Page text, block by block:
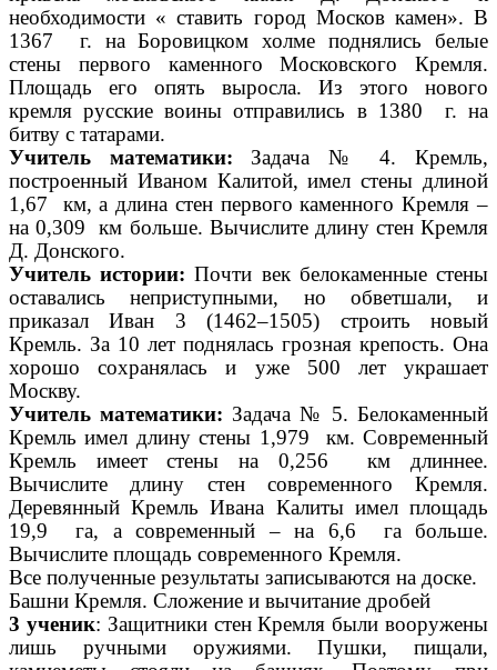
необходимости « ставить город Москов камен». В
1367 г. на Боровицком холме поднялись белые
стены первого каменного Московского Кремля.
Площадь его опять выросла. Из этого нового
кремля русские воины отправились в 1380 г. на
битву с татарами.
Учитель математики: Задача № 4. Кремль,
построенный Иваном Калитой, имел стены длиной
1,67 км, а длина стен первого каменного Кремля –
на 0,309 км больше. Вычислите длину стен Кремля
Д. Донского.
Учитель истории: Почти век белокаменные стены
оставались неприступными, но обветшали, и
приказал Иван 3 (1462–1505) строить новый
Кремль. За 10 лет поднялась грозная крепость. Она
хорошо сохранялась и уже 500 лет украшает
Москву.
Учитель математики: Задача № 5. Белокаменный
Кремль имел длину стены 1,979 км. Современный
Кремль имеет стены на 0,256 км длиннее.
Вычислите длину стен современного Кремля.
Деревянный Кремль Ивана Калиты имел площадь
19,9 га, а современный – на 6,6 га больше.
Вычислите площадь современного Кремля.
Все полученные результаты записываются на доске.
Башни Кремля. Сложение и вычитание дробей
3 ученик: Защитники стен Кремля были вооружены
лишь ручными оружиями. Пушки, пищали,